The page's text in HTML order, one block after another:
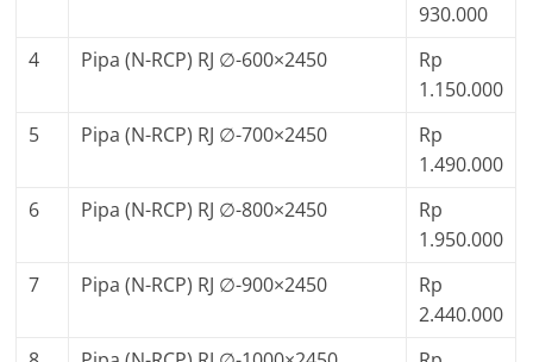
930.000
4
Pipa (N-RCP) RJ ∅-600×2450
Rp
1.150.000
5
Pipa (N-RCP) RJ ∅-700×2450
Rp
1.490.000
6
Pipa (N-RCP) RJ ∅-800×2450
Rp
1.950.000
7
Pipa (N-RCP) RJ ∅-900×2450
Rp
2.440.000